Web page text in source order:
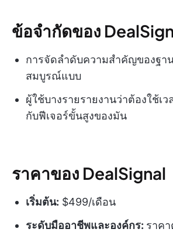
ข้อจำกัดของ
การจัดลำดับความสำคัญของฐา
สมบูรณ์แบบ
ผู้ใช้บางรายรายงานว่าต้องใช้เว
กับฟีเจอร์ขั้นสูงของมัน
ราคาของ DealSignal
เริ่มต้น: $499/เดือน
ระดับมืออาชีพและองค์กร: ราค